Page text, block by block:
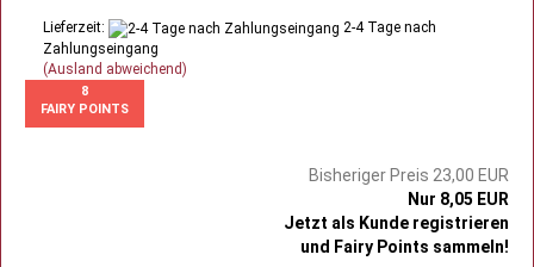
Lieferzeit:
2-4 Tage nach
Zahlungseingang
(Ausland abweichend)
8
FAIRY POINTS
Bisheriger Preis 23,00 EUR
Nur 8,05 EUR
Jetzt als Kunde registrieren
und Fairy Points sammeln!